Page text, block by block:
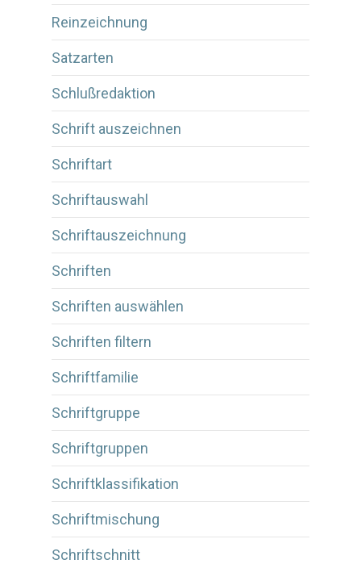
Reinzeichnung
Satzarten
Schlußredaktion
Schrift auszeichnen
Schriftart
Schriftauswahl
Schriftauszeichnung
Schriften
Schriften auswählen
Schriften filtern
Schriftfamilie
Schriftgruppe
Schriftgruppen
Schriftklassifikation
Schriftmischung
Schriftschnitt